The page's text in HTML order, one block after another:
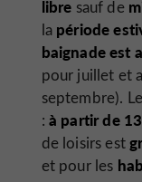
libre sauf de
la période
baignade est
pour juillet et
septembre). Le
: à partir de
de loisirs est
et pour les